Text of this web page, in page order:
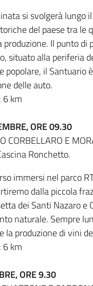
si svolgerà lungo
del paese tra le
produzione. Il punto
situato alla periferia
popolare, il
delle auto.
6 km
ORE 09.30
CORBELLARO E
Ronchetto.
immersi nel parco
dalla piccola
dei Santi Nazaro e
naturale. Sempre
la produzione di vini
6 km
ORE 9.30